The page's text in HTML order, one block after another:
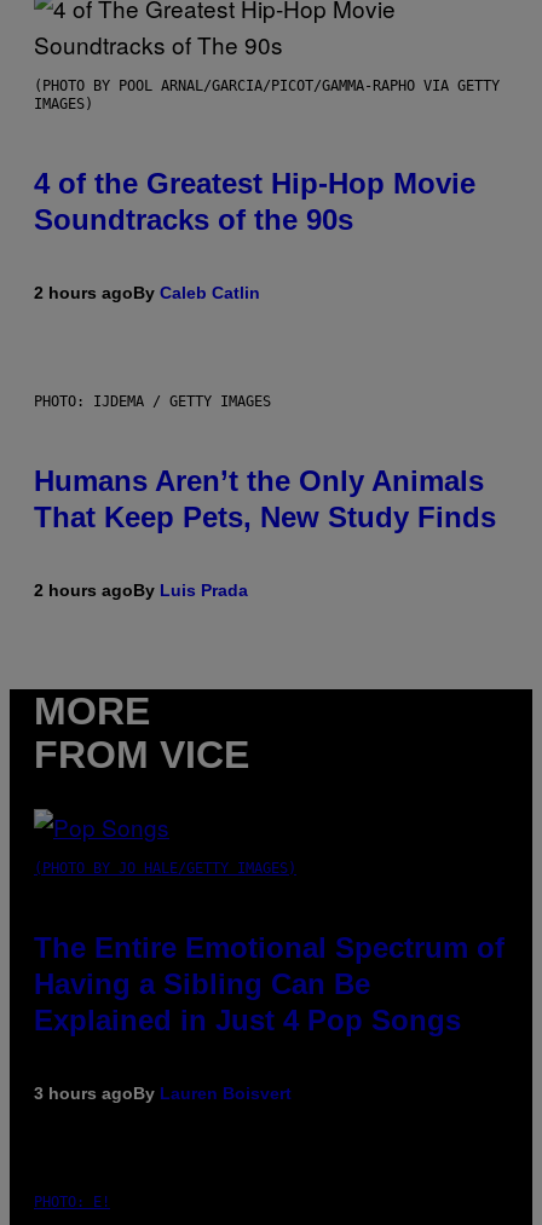
(PHOTO BY POOL ARNAL/GARCIA/PICOT/GAMMA-RAPHO VIA GETTY
IMAGES)
4 of the Greatest Hip-Hop Movie
Soundtracks of the 90s
2 hours agoBy Caleb Catlin
PHOTO: IJDEMA / GETTY IMAGES
Humans Aren’t the Only Animals
That Keep Pets, New Study Finds
2 hours agoBy Luis Prada
MORE
FROM VICE
(PHOTO BY JO HALE/GETTY IMAGES)
The Entire Emotional Spectrum of
Having a Sibling Can Be
Explained in Just 4 Pop Songs
3 hours agoBy Lauren Boisvert
PHOTO: E!